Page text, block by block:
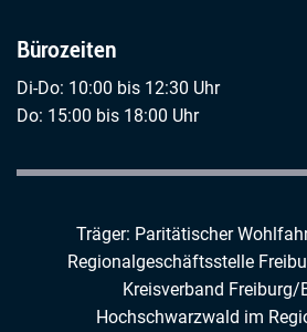
Bürozeiten
Di-Do: 10:00 bis 12:30 Uhr
Do: 15:00 bis 18:00 Uhr
Träger: Paritätischer
Regionalgeschäftsstelle
Kreisverband Freiburg/
Hochschwarzwald im